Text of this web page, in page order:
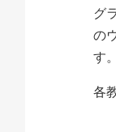
グ
の
す。
各